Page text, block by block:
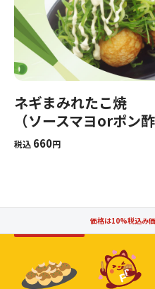
ネギまみれたこ焼
（ソースマヨorポン酢
税込 660円
価格は10%税込み